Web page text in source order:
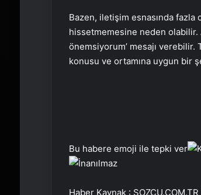
Bazen, iletişim esnasında
hissetmemesine neden olabilir.
önemsiyorum’ mesajı
konusu ve ortamına uygun bir
Bu habere emoji ile tepki ver
Haber Kaynak : SOZCU.COM.TR